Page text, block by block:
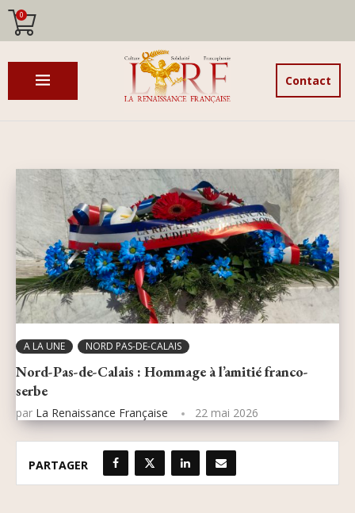
0
Contact
A LA UNE NORD PAS-DE-CALAIS
Nord-Pas-de-Calais : Hommage à l’amitié franco-
serbe
par La Renaissance Française 22 mai 2026
PARTAGER